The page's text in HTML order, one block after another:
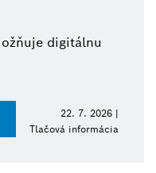
digitálnu
22. 7. 2026 |
Tlačová informácia